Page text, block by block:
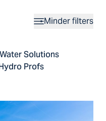
Minder filters
Solutions
Profs